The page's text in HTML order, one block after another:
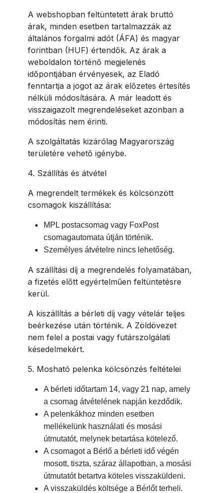
A webshopban feltüntetett árak bruttó
árak, minden esetben tartalmazzák az
általános forgalmi adót (ÁFA) és magyar
forintban (HUF) értendők. Az árak a
weboldalon történő megjelenés
időpontjában érvényesek, az Eladó
fenntartja a jogot az árak előzetes értesítés
nélküli módosítására. A már leadott és
visszaigazolt megrendeléseket azonban a
módosítás nem érinti.
A szolgáltatás kizárólag Magyarország
területére vehető igénybe.
4. Szállítás és átvétel
A megrendelt termékek és kölcsönzött
csomagok kiszállítása:
MPL postacsomag vagy FoxPost
csomagautomata útján történik.
Személyes átvételre nincs lehetőség.
A szállítási díj a megrendelés folyamatában,
a fizetés előtt egyértelműen feltüntetésre
kerül.
A kiszállítás a bérleti díj vagy vételár teljes
beérkezése után történik. A Zöldövezet
nem felel a postai vagy futárszolgálati
késedelmekért.
5. Mosható pelenka kölcsönzés feltételei
A bérleti időtartam 14, vagy 21 nap, amely
a csomag átvételének napján kezdődik.
A pelenkákhoz minden esetben
mellékelünk használati és mosási
útmutatót, melynek betartása kötelező.
A csomagot a Bérlő a bérleti idő végén
mosott, tiszta, száraz állapotban, a mosási
útmutatót betartva köteles visszaküldeni.
A visszaküldés költsége a Bérlőt terheli.